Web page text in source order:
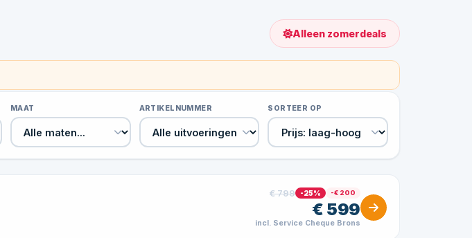
Alleen zomerdeals
MAAT ARTIKELNUMMER SORTEER OP
€ 799 -25% -€ 200
€ 599
incl. Service Cheque Brons